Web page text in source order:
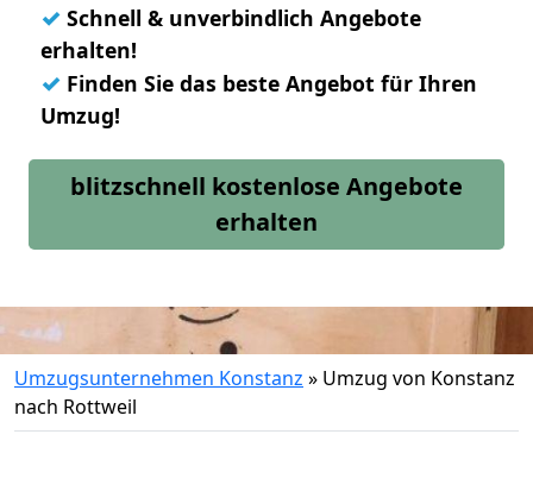
✓ Schnell & unverbindlich Angebote
erhalten!
✓ Finden Sie das beste Angebot für Ihren
Umzug!
blitzschnell kostenlose Angebote
erhalten
Umzugsunternehmen Konstanz » Umzug von Konstanz
nach Rottweil